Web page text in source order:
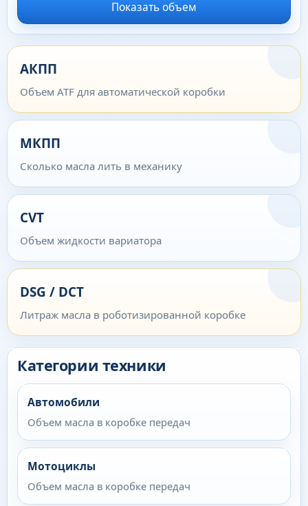
Показать объем
АКПП
Объем ATF для автоматической коробки
МКПП
Сколько масла лить в механику
CVT
Объем жидкости вариатора
DSG / DCT
Литраж масла в роботизированной коробке
Категории техники
Автомобили
Объем масла в коробке передач
Мотоциклы
Объем масла в коробке передач